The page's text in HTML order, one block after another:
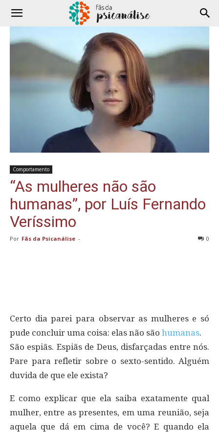
Comportamento
“As mulheres não são
humanas”, por Luís Fernando
Veríssimo
Por Fãs da Psicanálise - 0
Certo dia parei para observar as mulheres e só
pude concluir uma coisa: elas não são humanas.
São espiãs. Espiãs de Deus, disfarçadas entre nós.
Pare para refletir sobre o sexto-sentido. Alguém
duvida de que ele exista?
E como explicar que ela saiba exatamente qual
mulher, entre as presentes, em uma reunião, seja
aquela que dá em cima de você? E quando ela